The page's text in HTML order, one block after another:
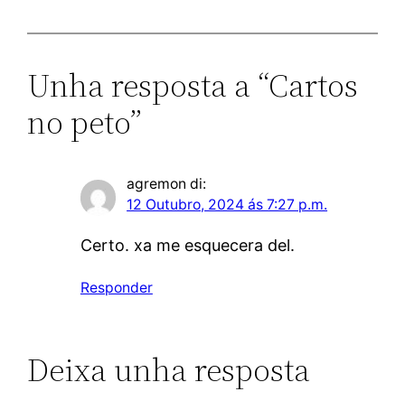
Unha resposta a “Cartos
no peto”
agremon di:
12 Outubro, 2024 ás 7:27 p.m.
Certo. xa me esquecera del.
Responder
Deixa unha resposta